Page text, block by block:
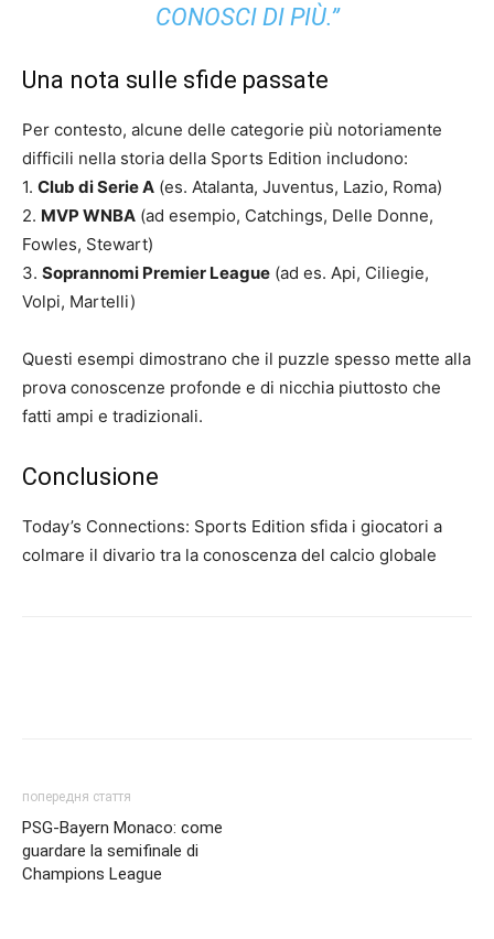
CONOSCI DI PIÙ.”
Una nota sulle sfide passate
Per contesto, alcune delle categorie più notoriamente
difficili nella storia della Sports Edition includono:
1. Club di Serie A (es. Atalanta, Juventus, Lazio, Roma)
2. MVP WNBA (ad esempio, Catchings, Delle Donne,
Fowles, Stewart)
3. Soprannomi Premier League (ad es. Api, Ciliegie,
Volpi, Martelli)
Questi esempi dimostrano che il puzzle spesso mette alla
prova conoscenze profonde e di nicchia piuttosto che
fatti ampi e tradizionali.
Conclusione
Today’s Connections: Sports Edition sfida i giocatori a
colmare il divario tra la conoscenza del calcio globale
попередня стаття
PSG-Bayern Monaco: come
guardare la semifinale di
Champions League